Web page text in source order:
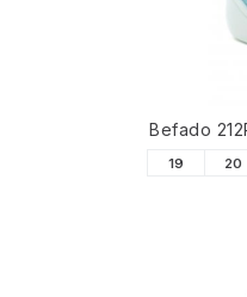
Befado
19 20